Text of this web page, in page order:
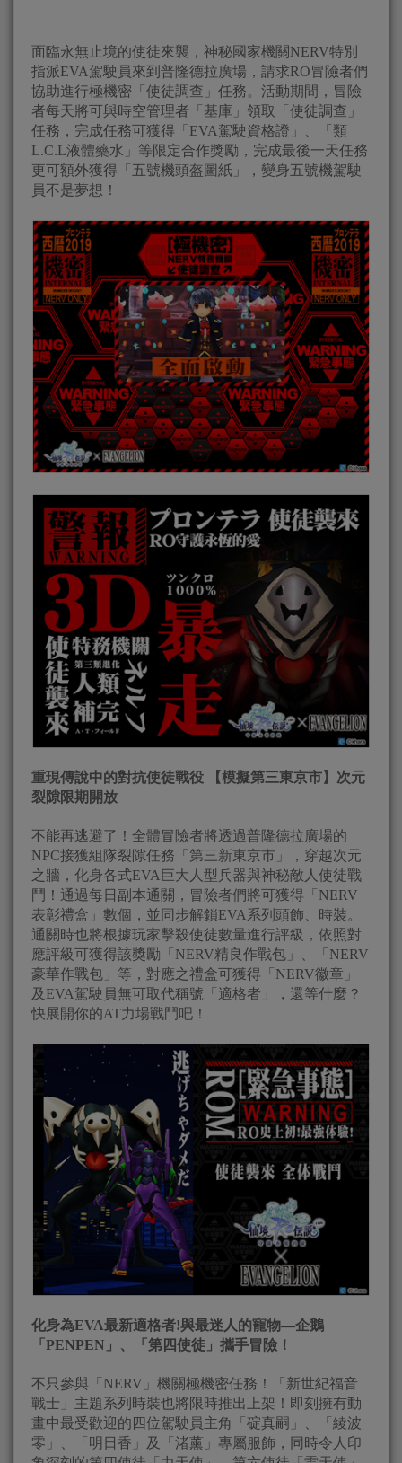
面臨永無止境的使徒來襲，神秘國家機關NERV特別
指派EVA駕駛員來到普隆德拉廣場，請求RO冒險者們
協助進行極機密「使徒調查」任務。活動期間，冒險
者每天將可與時空管理者「基庫」領取「使徒調查」
任務，完成任務可獲得「EVA駕駛資格證」、「類
L.C.L液體藥水」等限定合作獎勵，完成最後一天任務
更可額外獲得「五號機頭盔圖紙」，變身五號機駕駛
員不是夢想！
重現傳說中的對抗使徒戰役 【模擬第三東京市】次元
裂隙限期開放
不能再逃避了！全體冒險者將透過普隆德拉廣場的
NPC接獲組隊裂隙任務「第三新東京市」，穿越次元
之牆，化身各式EVA巨大人型兵器與神秘敵人使徒戰
鬥！通過每日副本通關，冒險者們將可獲得「NERV
表彰禮盒」數個，並同步解鎖EVA系列頭飾、時裝。
通關時也將根據玩家擊殺使徒數量進行評級，依照對
應評級可獲得該獎勵「NERV精良作戰包」、「NERV
豪華作戰包」等，對應之禮盒可獲得「NERV徽章」
及EVA駕駛員無可取代稱號「適格者」，還等什麼？
快展開你的AT力場戰鬥吧！
化身為EVA最新適格者!與最迷人的寵物—企鵝
「 PENPEN 」、「第四使徒」攜手冒險！
不只參與「NERV」機關極機密任務！「新世紀福音
戰士」主題系列時裝也將限時推出上架！即刻擁有動
畫中最受歡迎的四位駕駛員主角「碇真嗣」、「綾波
零」、「明日香」及「渚薰」專屬服飾，同時令人印